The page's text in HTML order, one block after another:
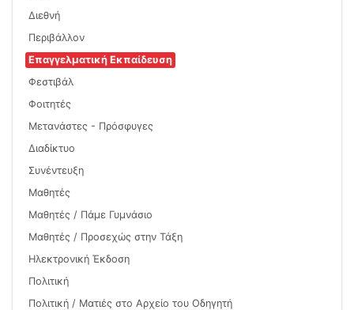
Διεθνή
Περιβάλλον
Επαγγελματική Εκπαίδευση
Φεστιβάλ
Φοιτητές
Μετανάστες - Πρόσφυγες
Διαδίκτυο
Συνέντευξη
Μαθητές
Μαθητές / Πάμε Γυμνάσιο
Μαθητές / Προσεχώς στην Τάξη
Ηλεκτρονική Έκδοση
Πολιτική
Πολιτική / Ματιές στο Αρχείο του Οδηγητή